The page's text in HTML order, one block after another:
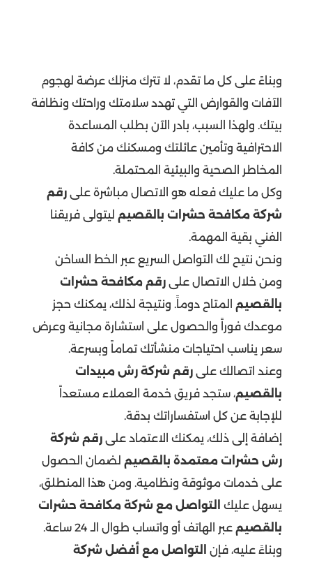
وبناءً على كل ما تقدم، لا تترك منزلك عرضة لهجوم
الآفات والقوارض التي تهدد سلامتك وراحتك ونظافة
بيتك. ولهذا السبب، بادر الآن بطلب المساعدة
الاحترافية وتأمين عائلتك ومسكنك من كافة
المخاطر الصحية والبيئية المحتملة.
وكل ما عليك فعله هو الاتصال مباشرة على رقم
شركة مكافحة حشرات بالقصيم ليتولى فريقنا
الفني بقية المهمة.
ونحن نتيح لك التواصل السريع عبر الخط الساخن
ومن خلال الاتصال علىرقم مكافحة حشرات
بالقصيم المتاح دوماً. ونتيجة لذلك، يمكنك حجز
موعدك فوراً والحصول على استشارة مجانية وعرض
سعر يناسب احتياجات منشأتك تماماً وبسرعة.
وعند اتصالك علىرقم شركة رش مبيدات
بالقصيم، ستجد فريق خدمة العملاء مستعداً
للإجابة عن كل استفساراتك بدقة.
إضافة إلى ذلك، يمكنك الاعتماد علىرقم شركة
رش حشرات معتمدة بالقصيم لضمان الحصول
على خدمات موثوقة ونظامية. ومن هذا المنطلق،
يسهل عليك
التواصل مع شركة مكافحة حشرات
بالقصيم عبر الهاتف أو واتساب طوال الـ 24 ساعة.
وبناءً عليه، فإن
التواصل مع أفضل شركة